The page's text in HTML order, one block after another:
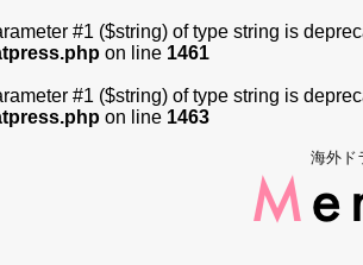
#1 ($string) of type string is
on line 1461
#1 ($string) of type string is
on line 1463
海外ド